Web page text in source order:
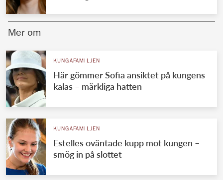
Mer om
KUNGAFAMILJEN
Här gömmer Sofia ansiktet på kungens
kalas – märkliga hatten
KUNGAFAMILJEN
Estelles oväntade kupp mot kungen –
smög in på slottet